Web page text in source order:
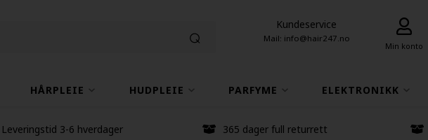
Kundeservice
Mail: info@hair247.no
Min konto
HÅRPLEIE HUDPLEIE PARFYME ELEKTRONIKK
Leveringstid 3-6 hverdager 365 dager full returrett